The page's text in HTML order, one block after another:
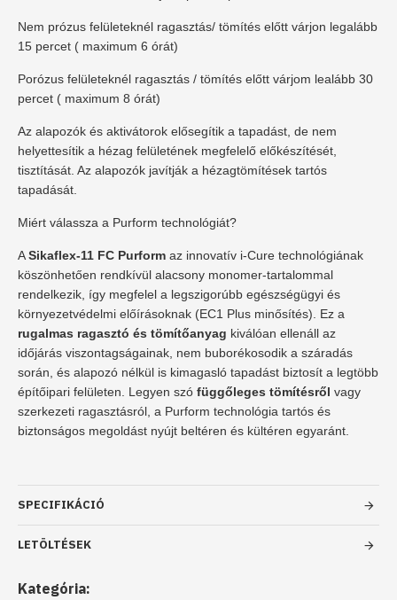
Nem prózus felületeknél ragasztás/ tömítés előtt várjon legalább
15 percet ( maximum 6 órát)
Porózus felületeknél ragasztás / tömítés előtt várjom lealább 30
percet ( maximum 8 órát)
Az alapozók és aktivátorok elősegítik a tapadást, de nem
helyettesítik a hézag felületének megfelelő előkészítését,
tisztítását. Az alapozók javítják a hézagtömítések tartós
tapadását.
Miért válassza a Purform technológiát?
ASikaflex-11 FC Purform az innovatív i-Cure technológiának
köszönhetően rendkívül alacsony monomer-tartalommal
rendelkezik, így megfelel a legszigorúbb egészségügyi és
környezetvédelmi előírásoknak (EC1 Plus minősítés). Ez a
rugalmas ragasztó és tömítőanyag kiválóan ellenáll az
időjárás viszontagságainak, nem buborékosodik a száradás
során, és alapozó nélkül is kimagasló tapadást biztosít a legtöbb
építőipari felületen. Legyen szó függőleges tömítésről vagy
szerkezeti ragasztásról, a Purform technológia tartós és
biztonságos megoldást nyújt beltéren és kültéren egyaránt.
SPECIFIKÁCIÓ
LETÖLTÉSEK
Kategória: